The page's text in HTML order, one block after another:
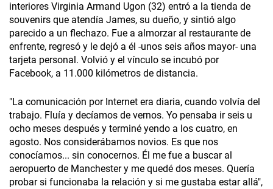
interiores Virginia Armand Ugon (32) entró a la tienda de
souvenirs que atendía James, su dueño, y sintió algo
parecido a un flechazo. Fue a almorzar al restaurante de
enfrente, regresó y le dejó a él -unos seis años mayor- una
tarjeta personal. Volvió y el vínculo se incubó por
Facebook, a 11.000 kilómetros de distancia.
"La comunicación por Internet era diaria, cuando volvía del
trabajo. Fluía y decíamos de vernos. Yo pensaba ir seis u
ocho meses después y terminé yendo a los cuatro, en
agosto. Nos considerábamos novios. Es que nos
conocíamos... sin conocernos. Él me fue a buscar al
aeropuerto de Manchester y me quedé dos meses. Quería
probar si funcionaba la relación y si me gustaba estar allá",